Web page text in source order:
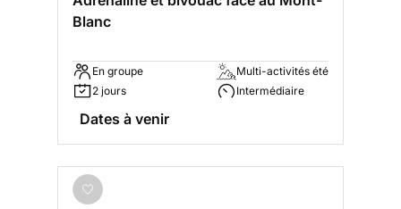
Blanc
En groupe
2 jours
Multi-activités été
Intermédiaire
Dates à venir